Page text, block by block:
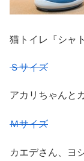
猫トイレ『シャ
Ｓサイズ
アカリちゃんと
Ｍサイズ
カエデさん、ヨ